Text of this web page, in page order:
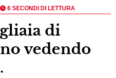
Media? Probabilmente
Comunicazione Politica? Il
Incrociate
Il Mio Intervento Per
6 SECONDI DI LETTURA
vedendo